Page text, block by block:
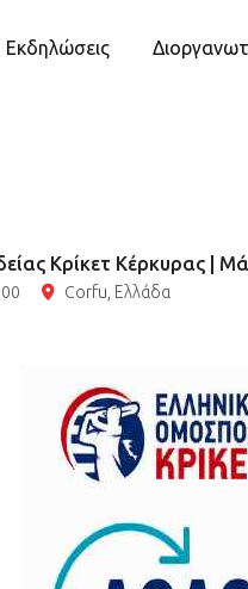
Εκδηλώσεις
Κρίκετ Κέρκυρας |
Corfu, Ελλάδα